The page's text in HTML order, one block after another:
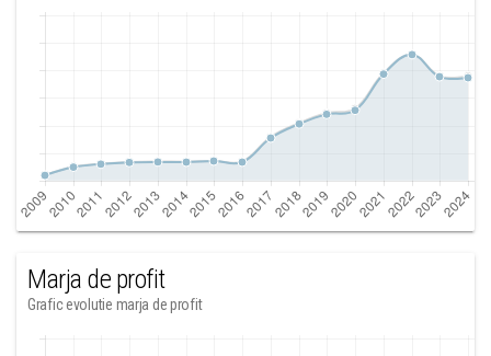
Marja de profit
Grafic evolutie marja de profit